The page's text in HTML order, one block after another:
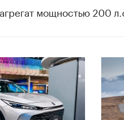
/ 00:00
мощностью 200